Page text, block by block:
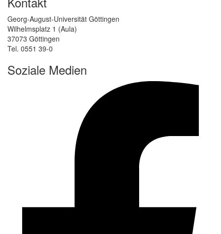
Georg-August-Universität Göttingen
Wilhelmsplatz 1 (Aula)
37073 Göttingen
Tel. 0551 39-0
Soziale Medien